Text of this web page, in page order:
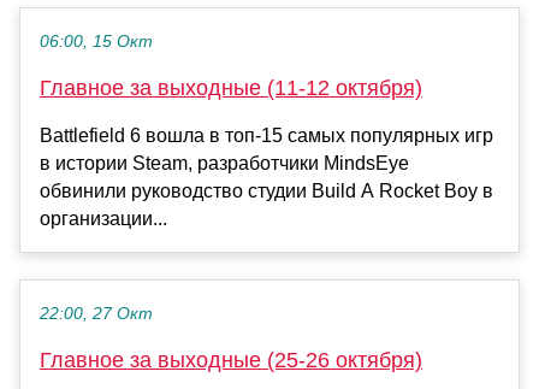
06:00, 15 Окт
Главное за выходные (11-12 октября)
Battlefield 6 вошла в топ-15 самых популярных игр
в истории Steam, разработчики MindsEye
обвинили руководство студии Build A Rocket Boy в
организации...
22:00, 27 Окт
Главное за выходные (25-26 октября)